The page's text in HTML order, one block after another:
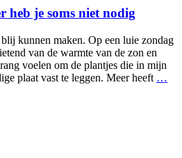
heb je soms niet nodig
kunnen maken. Op een luie zondag
van de warmte van de zon en
voelen om de plantjes die in mijn
plaat vast te leggen. Meer heeft …